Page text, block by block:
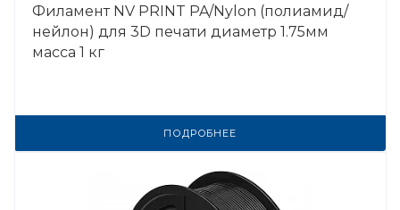
Филамент NV PRINT PA/Nylon (полиамид/
нейлон) для 3D печати диаметр 1.75мм
масса 1 кг
ПОДРОБНЕЕ